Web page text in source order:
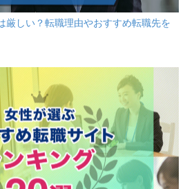
厳しい？転職理由やおすすめ転職先を